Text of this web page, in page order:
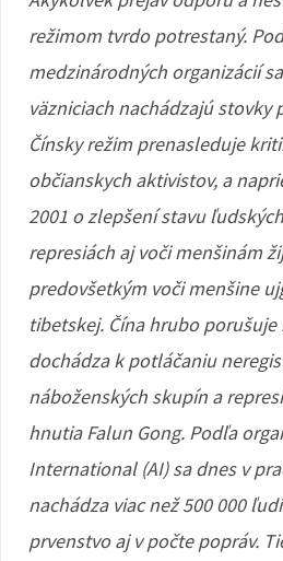
režimom tvrdo potrestaný.
medzinárodných organizácií
väzniciach nachádzajú stovky
Čínsky režim prenasleduje
občianskych aktivistov, a
2001 o zlepšení stavu
represiách aj voči menšinám
predovšetkým voči menšine
tibetskej. Čína hrubo
dochádza k potláčaniu
náboženských skupín a
hnutia Falun Gong. Podľa
International (AI) sa dnes v
nachádza viac než 500 000
prvenstvo aj v počte popráv.